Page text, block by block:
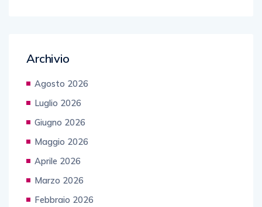
Archivio
Agosto 2026
Luglio 2026
Giugno 2026
Maggio 2026
Aprile 2026
Marzo 2026
Febbraio 2026